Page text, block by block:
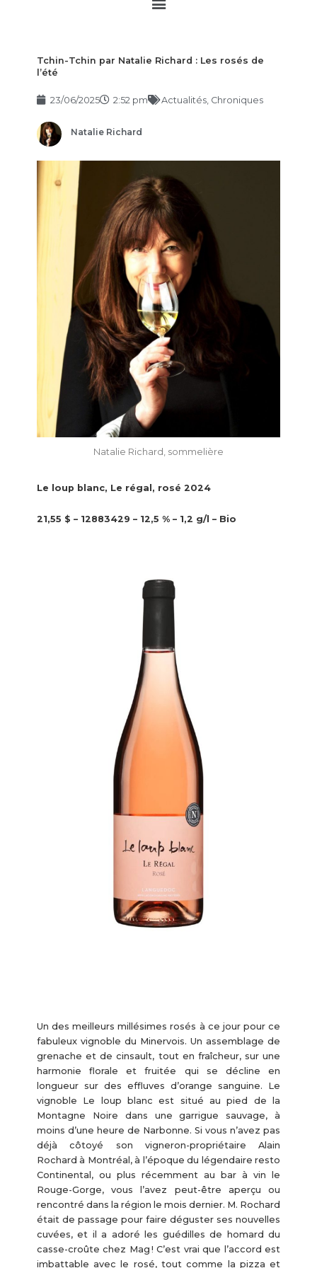
Tchin-Tchin par Natalie Richard : Les rosés de
l’été
23/06/2025 2:52 pm Actualités, Chroniques
Natalie Richard
Natalie Richard, sommelière
Le loup blanc, Le régal, rosé 2024
21,55 $ – 12883429 – 12,5 % – 1,2 g/l – Bio
Un des meilleurs millésimes rosés à ce jour pour ce
fabuleux vignoble du Minervois. Un assemblage de
grenache et de cinsault, tout en fraîcheur, sur une
harmonie florale et fruitée qui se décline en
longueur sur des effluves d’orange sanguine. Le
vignoble Le loup blanc est situé au pied de la
Montagne Noire dans une garrigue sauvage, à
moins d’une heure de Narbonne. Si vous n’avez pas
déjà côtoyé son vigneron-propriétaire Alain
Rochard à Montréal, à l’époque du légendaire resto
Continental, ou plus récemment au bar à vin le
Rouge-Gorge, vous l’avez peut-être aperçu ou
rencontré dans la région le mois dernier. M. Rochard
était de passage pour faire déguster ses nouvelles
cuvées, et il a adoré les guédilles de homard du
casse-croûte chez Mag ! C’est vrai que l’accord est
imbattable avec le rosé, tout comme la pizza et